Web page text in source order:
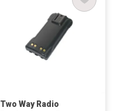
Two Way Radio